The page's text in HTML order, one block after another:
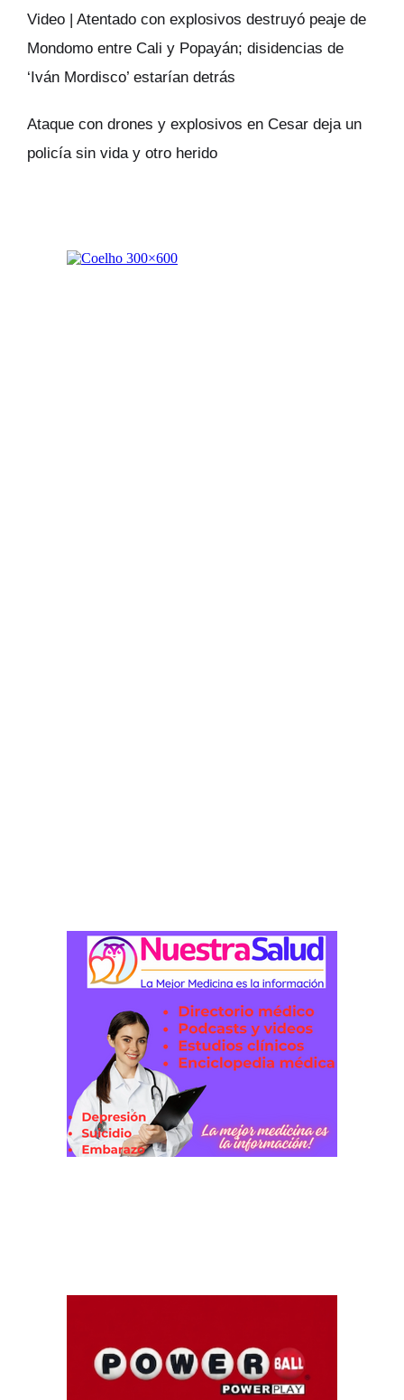
Video | Atentado con explosivos destruyó peaje de
Mondomo entre Cali y Popayán; disidencias de
‘Iván Mordisco’ estarían detrás
Ataque con drones y explosivos en Cesar deja un
policía sin vida y otro herido